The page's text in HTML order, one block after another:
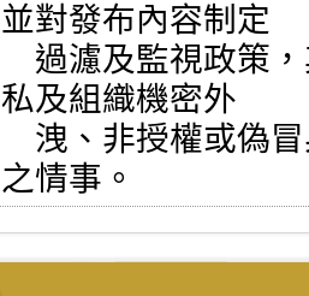
並對發布內容制定
私及組織機密外
之情事。